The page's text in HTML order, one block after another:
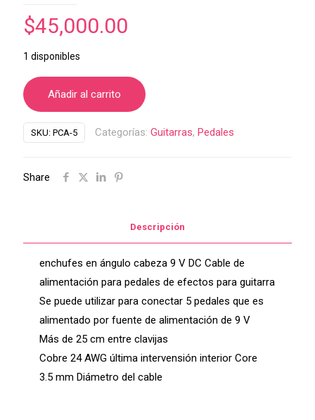
$45,000.00
1 disponibles
Añadir al carrito
SKU: PCA-5 Categorías: Guitarras, Pedales
Share
Descripción
enchufes en ángulo cabeza 9 V DC Cable de
alimentación para pedales de efectos para guitarra
Se puede utilizar para conectar 5 pedales que es
alimentado por fuente de alimentación de 9 V
Más de 25 cm entre clavijas
Cobre 24 AWG última intervensión interior Core
3.5 mm Diámetro del cable